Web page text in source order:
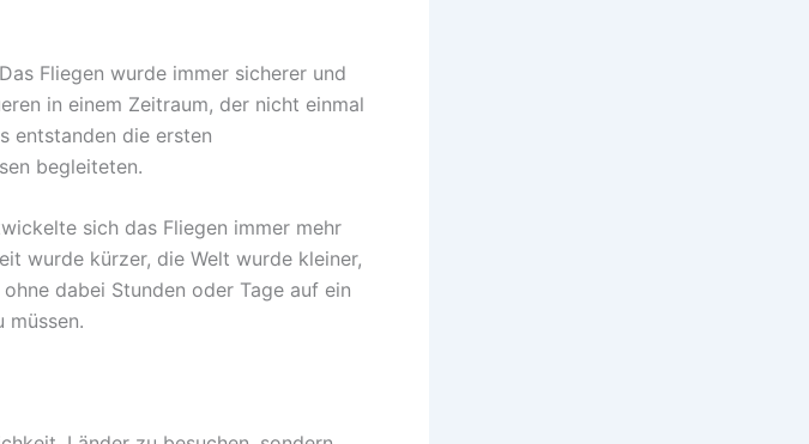
Fliegen wurde immer sicherer und
in einem Zeitraum, der nicht einmal
entstanden die ersten
begleiteten.
sich das Fliegen immer mehr
wurde kürzer, die Welt wurde kleiner,
dabei Stunden oder Tage auf ein
müssen.